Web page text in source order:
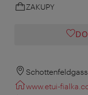
ZAKUPY
www.etui-